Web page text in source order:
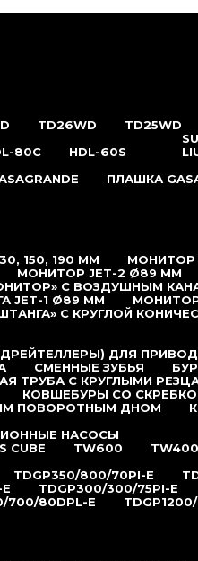
TD26WD TD25WD
80C HDL-60S
ПЛАШКА
150, 190 ММ МОНИТОР
МОНИТОР JET-2 Ø89 ММ
С ВОЗДУШНЫМ
JET-1 Ø89 ММ
С КРУГЛОЙ
ДЛЯ
СМЕННЫЕ ЗУБЬЯ
ТРУБА С КРУГЛЫМИ
КОВШЕБУРЫ СО
ПОВОРОТНЫМ ДНОМ
НАСОСЫ
CUBE
TW600
TDGP350/800/70PI-E
TDGP300/300/75PI-E
700/80DPL-E